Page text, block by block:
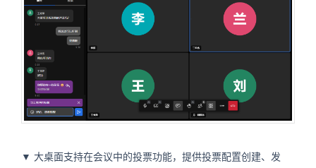
▼ 大桌面支持在会议中的投票功能，提供投票配置创建、发